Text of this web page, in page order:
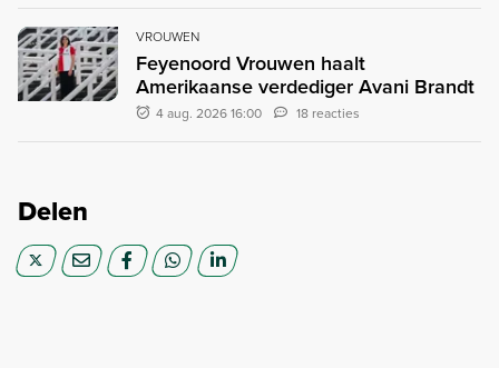
VROUWEN
Feyenoord Vrouwen haalt
Amerikaanse verdediger Avani Brandt
4 aug. 2026 16:00 18 reacties
Delen